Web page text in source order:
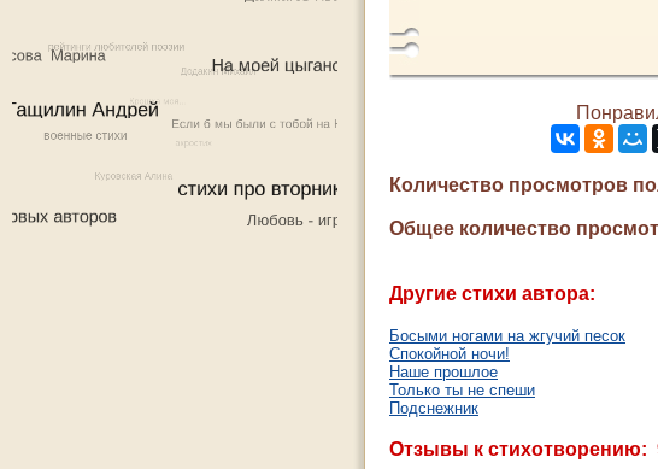
Количество просмотров
Общее количество
Другие стихи автора:
Босыми ногами на жгучий песок
Спокойной ночи!
Наше прошлое
Только ты не спеши
Подснежник
Отзывы к стихотворению: